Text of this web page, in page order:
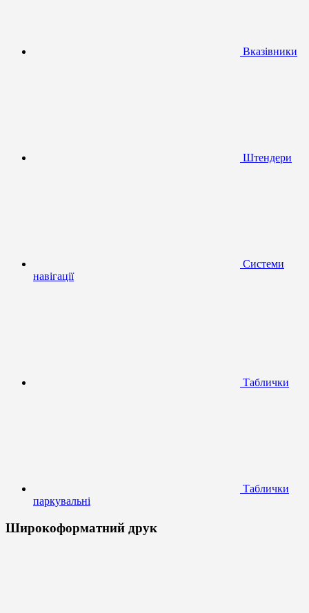
Вказівники
Штендери
Системи
навігації
Таблички
Таблички
паркувальні
Широкоформатний друк